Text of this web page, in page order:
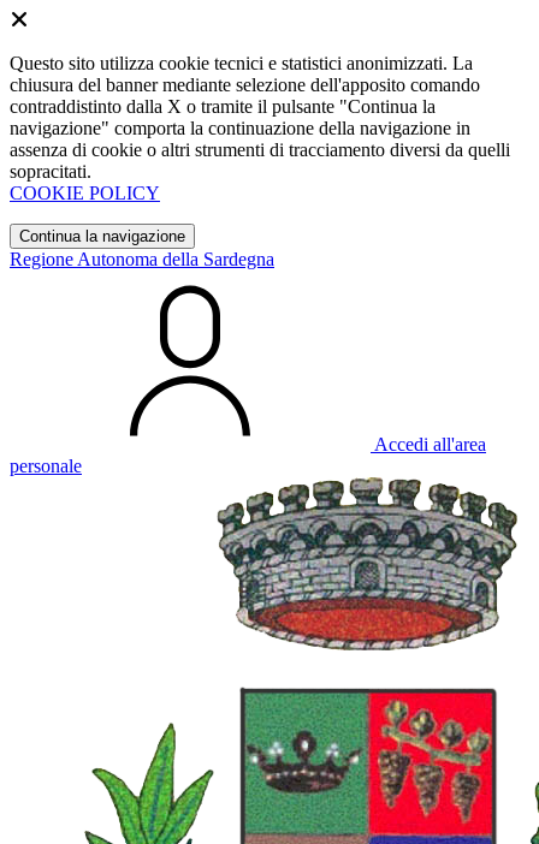
Questo sito utilizza cookie tecnici e statistici anonimizzati. La
chiusura del banner mediante selezione dell'apposito comando
contraddistinto dalla X o tramite il pulsante "Continua la
navigazione" comporta la continuazione della navigazione in
assenza di cookie o altri strumenti di tracciamento diversi da quelli
sopracitati.
COOKIE POLICY
Continua la navigazione
Regione Autonoma della Sardegna
Accedi all'area
personale